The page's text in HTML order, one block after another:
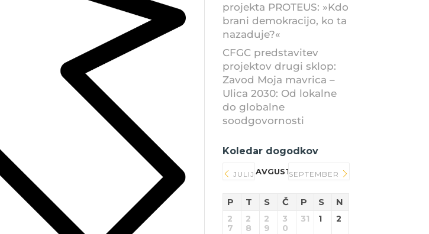
projekta PROTEUS: »Kdo
brani demokracijo, ko ta
nazaduje?«
CFGC predstavitev
projektov drugi sklop:
Zavod Moja mavrica –
Ulica 2030: Od lokalne
do globalne
soodgovornosti
Koledar dogodkov
JULIJ AVGUST 2026
SEPTEMBER
P T S Č P S N
2
7
2
8
2
9
3
0
31 1 2